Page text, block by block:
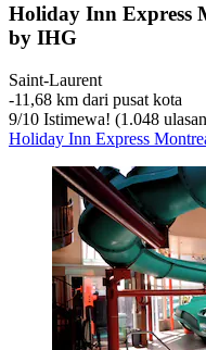
Holiday Inn Express
by IHG
Saint-Laurent
‐11,68 km dari pusat kota
9/10 Istimewa! (1.048
Holiday Inn Express